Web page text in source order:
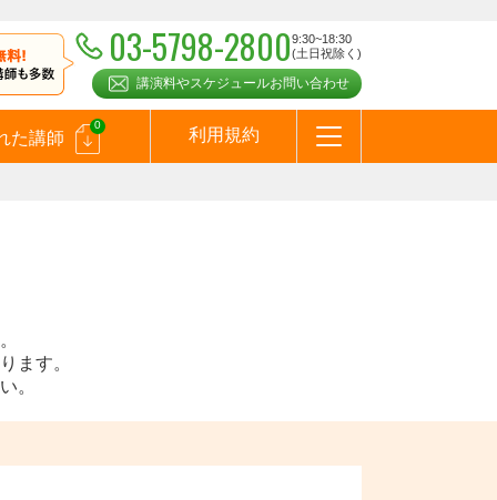
03-5798-28009:30~18:30
(土日祝除く)
講演料やスケジュールお問い合わせ
た講師
0
利用規約
ます。
。